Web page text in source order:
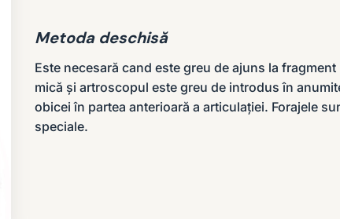
Metoda deschisă
Este necesară cand este greu de ajuns la
mică și artroscopul este greu de introdus în
obicei în partea anterioară a articulației. Forajele
speciale.